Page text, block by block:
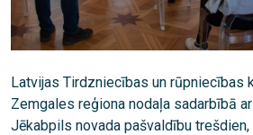
Latvijas Tirdzniecības un rūpniecības
Zemgales reģiona nodaļa sadarbībā ar
Jēkabpils novada pašvaldību